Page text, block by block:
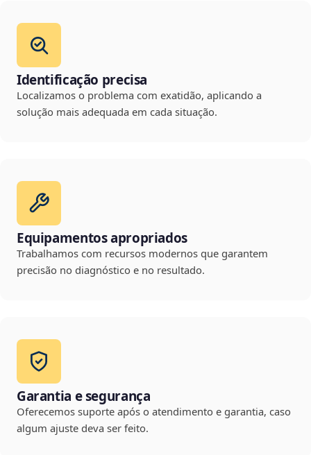
Identificação precisa
Localizamos o problema com exatidão, aplicando a
solução mais adequada em cada situação.
Equipamentos apropriados
Trabalhamos com recursos modernos que garantem
precisão no diagnóstico e no resultado.
Garantia e segurança
Oferecemos suporte após o atendimento e garantia, caso
algum ajuste deva ser feito.